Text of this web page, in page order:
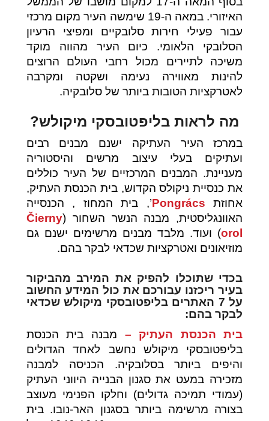
האיזורי. במאה ה-19 שימשה העיר מקום מרכזי
עבור פעילי חירות סלובקיים ומפיצי הרעיון
הסלובקי הלאומי. כיום העיר מהווה מוקד
משיכה לתיירים מכול רחבי העולם הרוצים
להינות מאווירה נעימה ושקטה ומקרבה
לאטרקציות הטובות ביותר של סלובקיה.
מה לראות בליפטובסקי מיקולש?
במרכז העיר העתיקה ישנם מבנים רבים
ועתיקים בעלי עיצוב מרשים והיסטוריה
מעניינת. המבנים המרכזיים של העיר כוללים
את כנסיית ניקולס הקדוש, בית הכנסת העתיק,
אחוזת Pongrács’, בית המחוז , הכנסייה
האוונגליסטית, מבנה הנשר השחור (Čierny
orol) ועוד. מלבד מבנים מרשימים ישנם גם
מוזיאונים ואטרקציות שכדאי לבקר בהם.
בכדי שתוכלו להפיק את המירב מהביקור
בעיר ריכזנו עבורכם את כול המידע החשוב
על 7 האתרים בליפטובסקי מיקולש שכדאי
לבקר בהם:
בית הכנסת העתיק – מבנה בית הכנסת
בליפטובסקי מיקולש נחשב לאחד הגדולים
והיפים ביותר בסלובקיה. הכניסה למבנה
מזכירה במעט את סגנון הבנייה היווני העתיק
(עמודי תמיכה גדולים) וחלקו הפנימי מעוצב
בצורה מרשימה ביותר בסגנון האר-נובו. בית